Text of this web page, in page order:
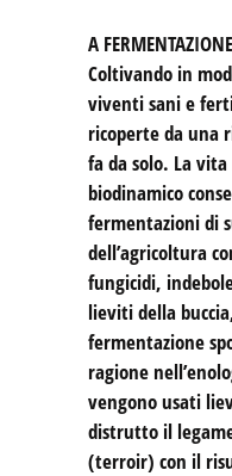
A
Coltivando in
viventi sani e
ricoperte da una
fa da solo. La
biodinamico
fermentazioni di
dell’agricoltura
fungicidi,
lieviti della
fermentazione
ragione
vengono usati
distrutto il
(terroir) con il